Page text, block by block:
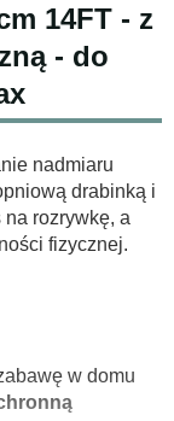
14FT - z
- do
nadmiaru
drabinką i
rozrywkę, a
fizycznej.
w domu